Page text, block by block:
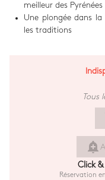
meilleur des Pyrénées
Une plongée dans la
les traditions
Tous
add_alert
Click
Réservation